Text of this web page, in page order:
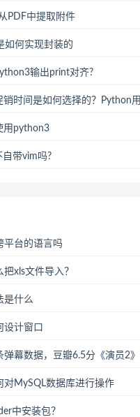
PDF中提取附件
如何实现封装的
输出print对齐?
销时间是如何选择的？Python
用python3
自带vim吗?
平台的语言吗
xls文件导入？
是什么
设计窗口
弹幕数据，豆瓣6.5分《演员2》
对MySQL数据库进行操作
中安装包？